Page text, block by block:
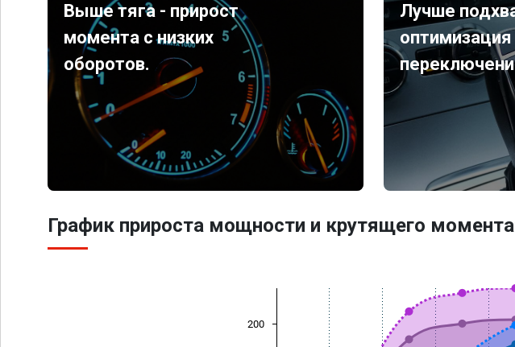
Выше тяга - прирост
момента с низких
оборотов.
Лучше
оптимизация
График прироста мощности и крутящего
200